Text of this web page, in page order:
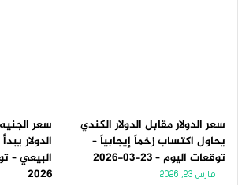
سعر الدولار مقابل الدولار الكندي
يحاول اكتساب زخماً إيجابياً –
توقعات اليوم – 23-03-2026
مارس 23, 2026
سعر
الدولار
2026